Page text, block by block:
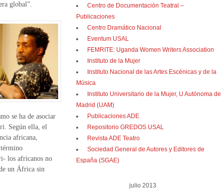
global”.
se ha de asociar
Según ella, el
africana,
los africanos no
un África sin
Centro de Documentación Teatral –
Publicaciones
Centro Dramático Nacional
Eventum USAL
FEMRITE: Uganda Women Writers Association
Instituto de la Mujer
Instituto Nacional de las Artes Escénicas y de la
Música
Instituto Universitario de la Mujer, U Autónoma de
Madrid (UAM)
Publicaciones ADE
Repositorio GREDOS USAL
Revista ADE Teatro
Sociedad General de Autores y Editores de
España (SGAE)
julio 2013